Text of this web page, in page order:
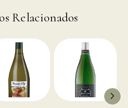
Relacionados